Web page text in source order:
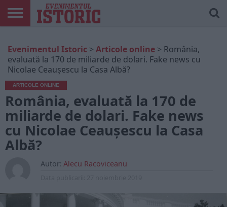
ONLINE
EDIȚII
TIPĂRITE
ISTORIC
PLAY
CONTUL
MEU
Evenimentul Istoric > Articole online > România,
evaluată la 170 de miliarde de dolari. Fake news cu
Nicolae Ceaușescu la Casa Albă?
ARTICOLE ONLINE
România, evaluată la 170 de
miliarde de dolari. Fake news
cu Nicolae Ceaușescu la Casa
Albă?
Autor: Alecu Racoviceanu